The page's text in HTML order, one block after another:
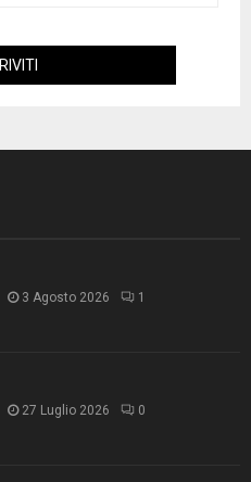
3 Agosto 2026 1
27 Luglio 2026 0